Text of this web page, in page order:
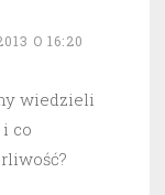
O 16:20
wiedzieli
co